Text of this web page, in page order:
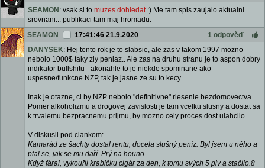
SEAMON : vsak si to muzes dohledat:) Me tam spis zaujalo aktualni
srovnani... publikaci tam maj hromadu.
SEAMON
17:41:46 21.9.2020
1 odpověď
DANYSEK: Hej tento rok je to slabsie, ale zas v takom 1997 mozno
nebolo 1000$ taky zly peniaz.. Ale zas na druhu stranu je to aspon dobry
indikator bullshitu - akonahle to je niekde spominane ako
uspesne/funkcne NZP, tak je jasne ze su to kecy.
Inak je otazne, ci by NZP nebolo "definitivne" riesenie bezdomovectva..
Pomer alkoholizmu a drogovej zavislosti je tam vcelku slusny a dostat sa
k trvalemu bezpracnemu prijmu, by mozno cely proces dost ulahcilo.
V diskusii pod clankom:
Kamarád ze šachty dostal rentu, docela slušný peníz. Byl jsem u něho a
ptal se, jak se mu daří. Prý na houno.
Když fáral, vykouřil krabičku cigár za den, k tomu svých 5 piv a stačilo.8